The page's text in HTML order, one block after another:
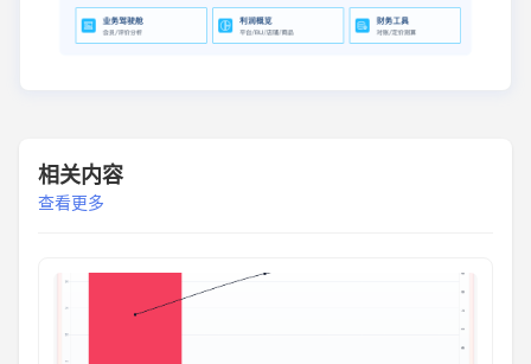
相关内容
查看更多